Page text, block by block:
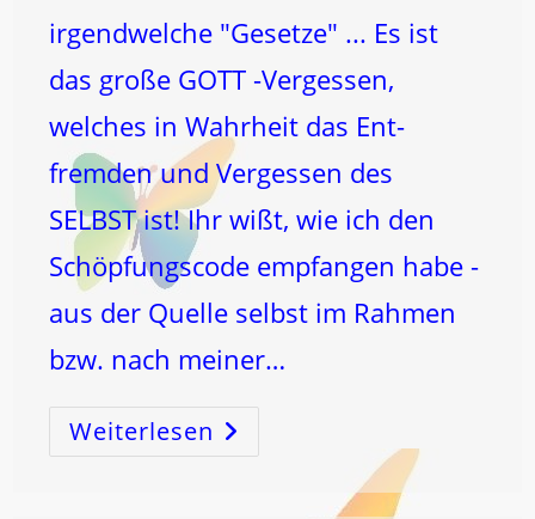
irgendwelche "Gesetze" ... Es ist
das große GOTT -Vergessen,
welches in Wahrheit das Ent-
fremden und Vergessen des
SELBST ist! Ihr wißt, wie ich den
Schöpfungscode empfangen habe -
aus der Quelle selbst im Rahmen
bzw. nach meiner…
Weiterlesen Der
WAHRE
Grund,